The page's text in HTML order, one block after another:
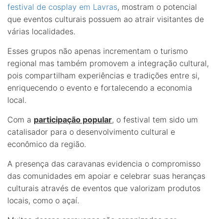
festival de cosplay em Lavras, mostram o potencial
que eventos culturais possuem ao atrair visitantes de
várias localidades.
Esses grupos não apenas incrementam o turismo
regional mas também promovem a integração cultural,
pois compartilham experiências e tradições entre si,
enriquecendo o evento e fortalecendo a economia
local.
Com a participação popular, o festival tem sido um
catalisador para o desenvolvimento cultural e
econômico da região.
A presença das caravanas evidencia o compromisso
das comunidades em apoiar e celebrar suas heranças
culturais através de eventos que valorizam produtos
locais, como o açaí.